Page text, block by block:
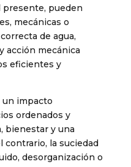
presente, pueden
mecánicas o
de agua,
acción mecánica
eficientes y
impacto
ordenados y
bienestar y una
contrario, la suciedad
desorganización o